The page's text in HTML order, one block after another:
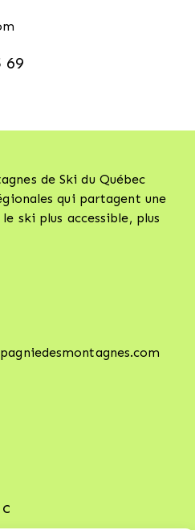
69
de Ski du Québec
qui partagent une
ski plus accessible, plus